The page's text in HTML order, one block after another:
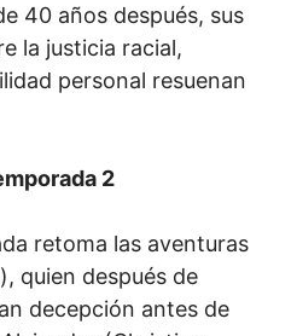
40 años después, sus
la justicia racial,
personal resuenan
2
retoma las aventuras
quien después de
decepción antes de